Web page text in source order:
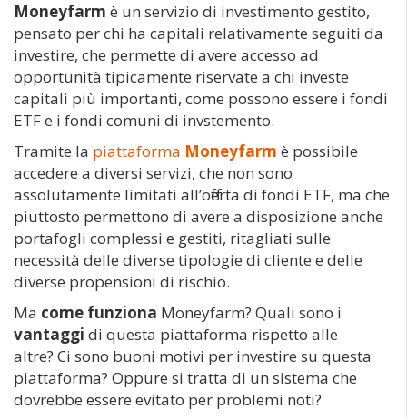
Moneyfarm è un servizio di investimento gestito,
pensato per chi ha capitali relativamente seguiti da
investire, che permette di avere accesso ad
opportunità tipicamente riservate a chi investe
capitali più importanti, come possono essere i fondi
ETF e i fondi comuni di invstemento.
Tramite la piattaforma Moneyfarm è possibile
accedere a diversi servizi, che non sono
assolutamente limitati all’offerta di fondi ETF, ma che
piuttosto permettono di avere a disposizione anche
portafogli complessi e gestiti, ritagliati sulle
necessità delle diverse tipologie di cliente e delle
diverse propensioni di rischio.
Ma come funziona Moneyfarm? Quali sono i
vantaggi di questa piattaforma rispetto alle
altre? Ci sono buoni motivi per investire su questa
piattaforma? Oppure si tratta di un sistema che
dovrebbe essere evitato per problemi noti?